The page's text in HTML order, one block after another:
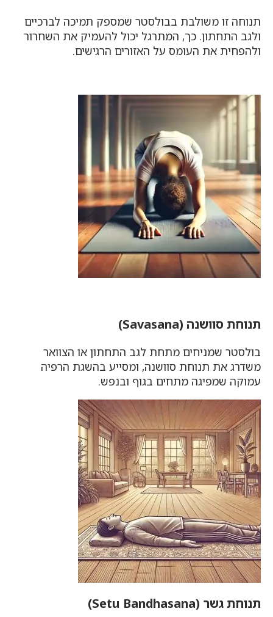
תנוחה זו משולבת בבולסטר שמספק תמיכה לברכיים
ולגב התחתון. כך, המתרגל יכול להעמיק את השחרור
ולהפחית את העומס על האזורים הרגישים.
תנוחת סוושנה (Savasana)
בולסטר שמניחים מתחת לגב התחתון או הצוואר
משדרג את תנוחת סוושנה, ומסייע בהשגת הרפיה
עמוקה שמפיגה מתחים בגוף ובנפש.
תנוחת גשר (Setu Bandhasana)